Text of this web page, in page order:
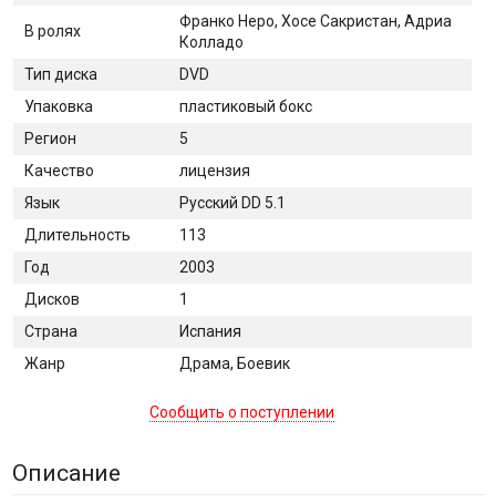
В ролях
Франко Неро, Хосе Сакристан, Адриа
Колладо
Тип диска
DVD
Упаковка
пластиковый бокс
Регион
5
Качество
лицензия
Язык
Русский DD 5.1
Длительность
113
Год
2003
Дисков
1
Страна
Испания
Жанр
Драма, Боевик
Сообщить о поступлении
Описание